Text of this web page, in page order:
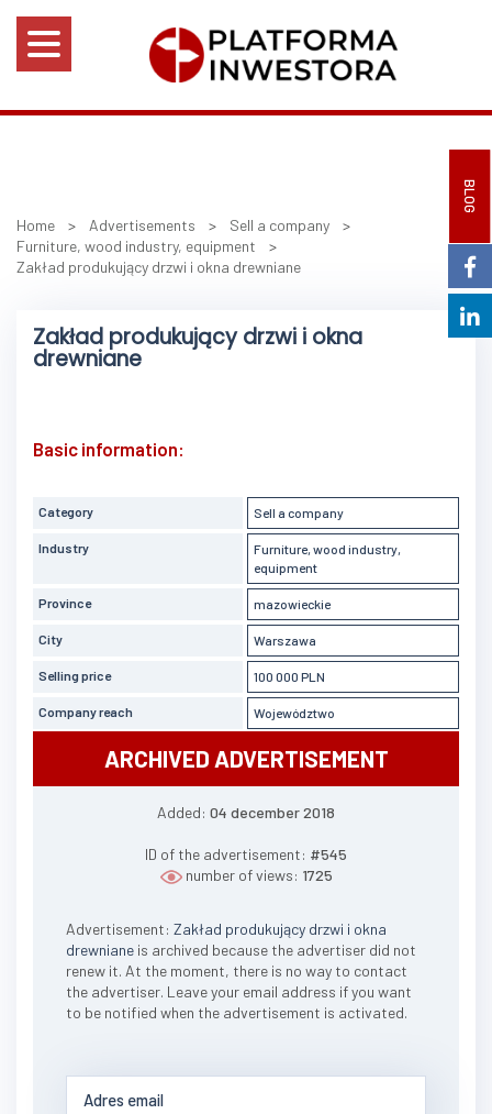
BLOG
Home > Advertisements > Sell a company >
Furniture, wood industry, equipment >
Zakład produkujący drzwi i okna drewniane
Zakład produkujący drzwi i okna
drewniane
Basic information:
Category Sell a company
Industry
Furniture, wood industry,
equipment
Province mazowieckie
City Warszawa
Selling price 100 000 PLN
Company reach Województwo
ARCHIVED ADVERTISEMENT
Added: 04 december 2018
ID of the advertisement: #545
number of views: 1725
Advertisement: Zakład produkujący drzwi i okna
drewniane is archived because the advertiser did not
renew it. At the moment, there is no way to contact
the advertiser. Leave your email address if you want
to be notified when the advertisement is activated.